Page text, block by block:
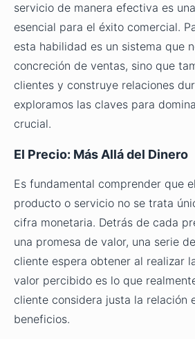
servicio de manera efectiva es
esencial para el éxito comercial.
esta habilidad es un sistema que
concreción de ventas, sino que
clientes y construye relaciones
exploramos las claves para
crucial.
El Precio: Más Allá del Dinero
Es fundamental comprender que
producto o servicio no se trata
cifra monetaria. Detrás de cada
una promesa de valor, una serie
cliente espera obtener al realizar
valor percibido es lo que
cliente considera justa la relación
beneficios.